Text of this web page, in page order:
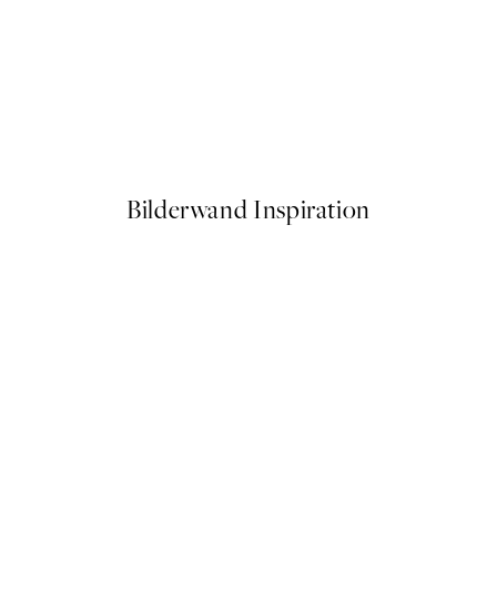
Bilderwand Inspiration